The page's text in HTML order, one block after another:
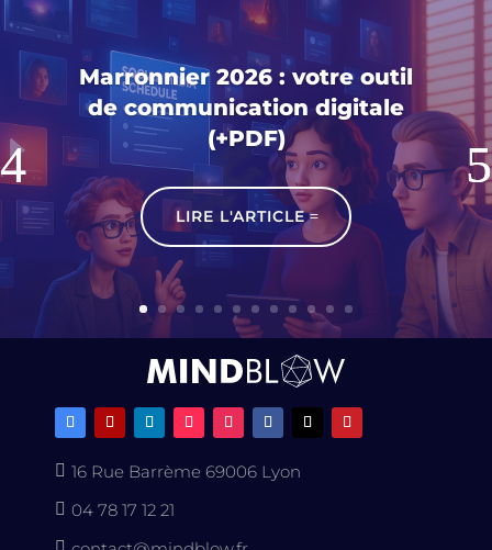
Marronnier 2026 : votre outil
de communication digitale
(+PDF)
LIRE L'ARTICLE
 16 Rue Barrème 69006 Lyon
 04 78 17 12 21